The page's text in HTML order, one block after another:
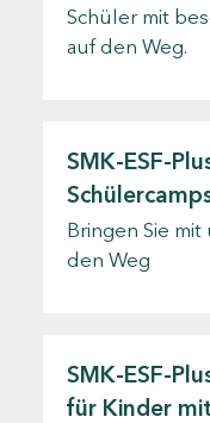
Schüler mit
auf den Weg.
SMK-ESF-
Bringen Sie
den Weg
SMK-ESF-
für Kinder